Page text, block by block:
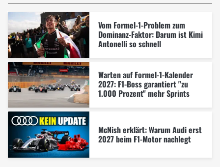
Vom Formel-1-Problem zum
Dominanz-Faktor: Darum ist Kimi
Antonelli so schnell
Warten auf Formel-1-Kalender
2027: F1-Boss garantiert "zu
1.000 Prozent" mehr Sprints
McNish erklärt: Warum Audi erst
2027 beim F1-Motor nachlegt